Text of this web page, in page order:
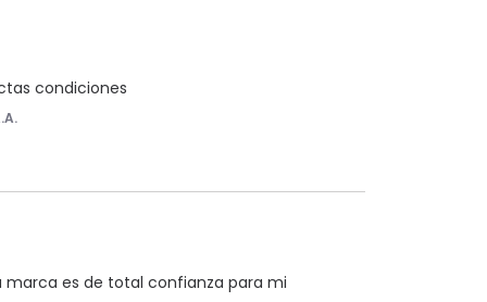
condiciones
marca es de total confianza para mi